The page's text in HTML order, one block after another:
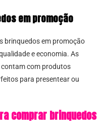
em promoção
brinquedos em promoção
e economia. As
com produtos
para presentear ou
comprar brinquedos